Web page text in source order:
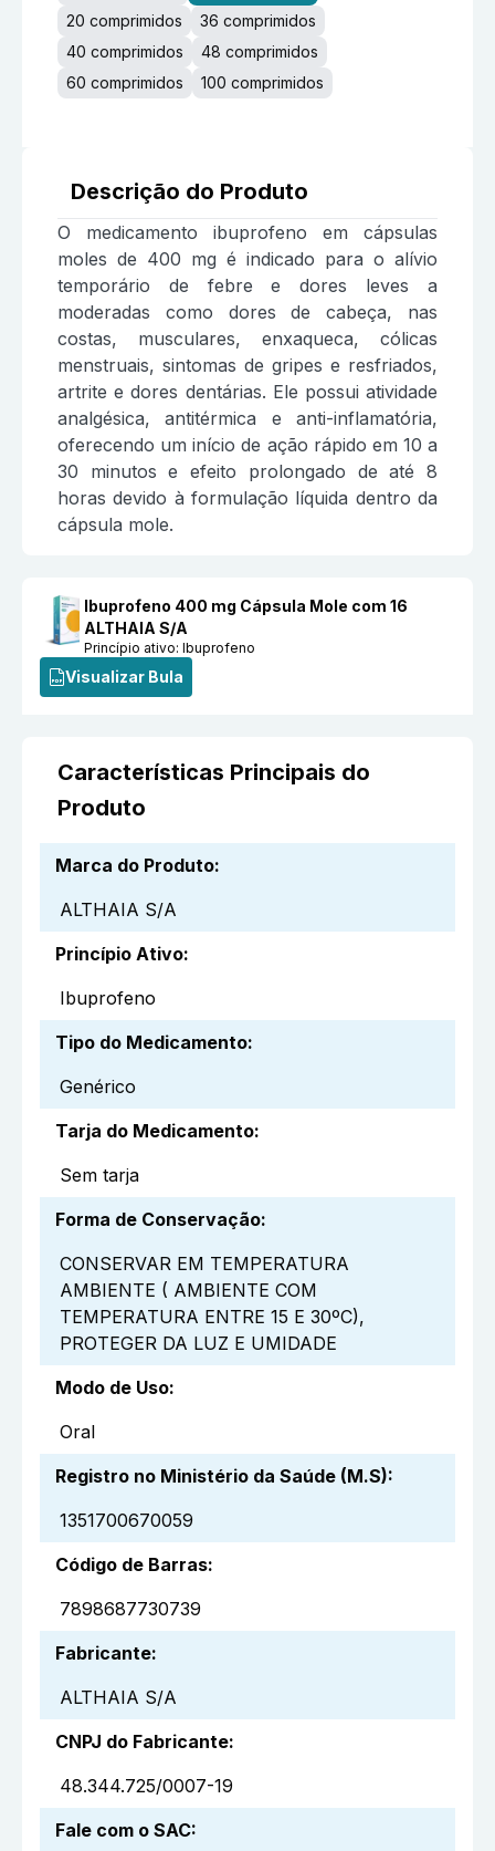
20 comprimidos
36 comprimidos
40 comprimidos
48 comprimidos
60 comprimidos
100 comprimidos
Descrição do Produto
O medicamento ibuprofeno em cápsulas
moles de 400 mg é indicado para o alívio
temporário de febre e dores leves a
moderadas como dores de cabeça, nas
costas, musculares, enxaqueca, cólicas
menstruais, sintomas de gripes e resfriados,
artrite e dores dentárias. Ele possui atividade
analgésica, antitérmica e anti-inflamatória,
oferecendo um início de ação rápido em 10 a
30 minutos e efeito prolongado de até 8
horas devido à formulação líquida dentro da
cápsula mole.
Ibuprofeno 400 mg Cápsula Mole com 16
ALTHAIA S/A
Princípio ativo:Ibuprofeno
Visualizar Bula
Características Principais do
Produto
Marca do Produto:
ALTHAIA S/A
Princípio Ativo:
Ibuprofeno
Tipo do Medicamento:
Genérico
Tarja do Medicamento:
Sem tarja
Forma de Conservação:
CONSERVAR EM TEMPERATURA
AMBIENTE ( AMBIENTE COM
TEMPERATURA ENTRE 15 E 30ºC),
PROTEGER DA LUZ E UMIDADE
Modo de Uso:
Oral
Registro no Ministério da Saúde (M.S):
1351700670059
Código de Barras:
7898687730739
Fabricante:
ALTHAIA S/A
CNPJ do Fabricante:
48.344.725/0007-19
Fale com o SAC: